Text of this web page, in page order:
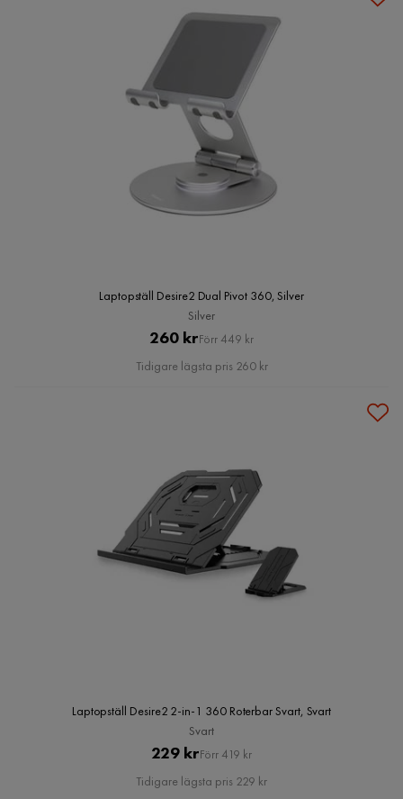
Laptopställ Desire2 Dual Pivot 360, Silver
Silver
Pris
260 krOriginal
Pris
Förr 449 kr
Tidigare lägsta pris 260 kr
Laptopställ Desire2 2-in-1 360 Roterbar Svart, Svart
Svart
Pris
229 krOriginal
Pris
Förr 419 kr
Tidigare lägsta pris 229 kr